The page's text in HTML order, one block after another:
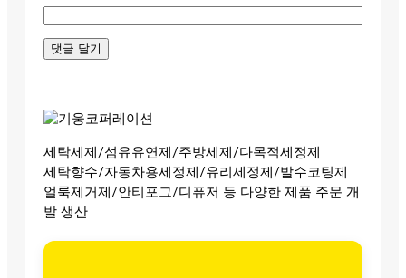
세탁세제/섬유유연제/주방세제/다목적세정제
세탁향수/자동차용세정제/유리세정제/발수코팅제
얼룩제거제/안티포그/디퓨저 등 다양한 제품 주문 개
발 생산